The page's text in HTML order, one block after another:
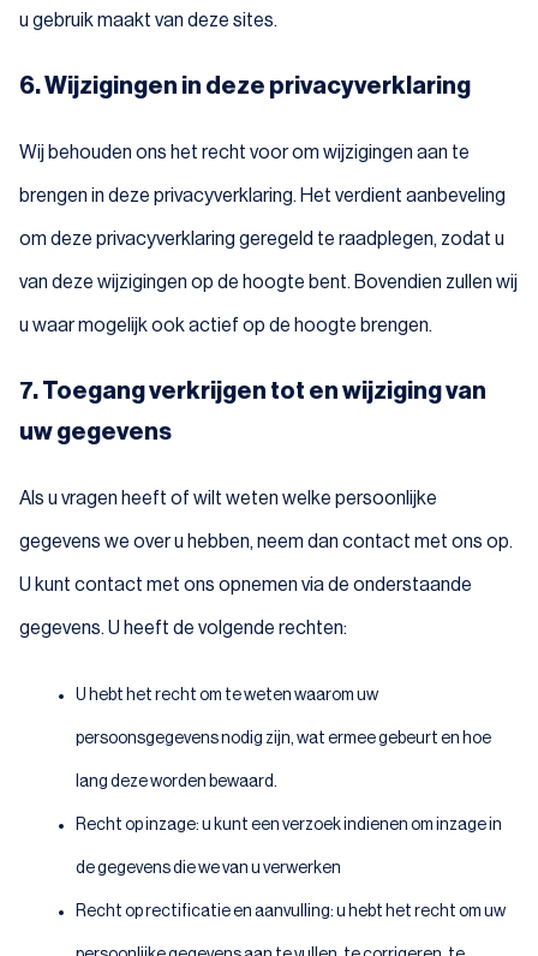
u gebruik maakt van deze sites.
6. Wijzigingen in deze privacyverklaring
Wij behouden ons het recht voor om wijzigingen aan te
brengen in deze privacyverklaring. Het verdient aanbeveling
om deze privacyverklaring geregeld te raadplegen, zodat u
van deze wijzigingen op de hoogte bent. Bovendien zullen wij
u waar mogelijk ook actief op de hoogte brengen.
7. Toegang verkrijgen tot en wijziging van
uw gegevens
Als u vragen heeft of wilt weten welke persoonlijke
gegevens we over u hebben, neem dan contact met ons op.
U kunt contact met ons opnemen via de onderstaande
gegevens. U heeft de volgende rechten:
U hebt het recht om te weten waarom uw
persoonsgegevens nodig zijn, wat ermee gebeurt en hoe
lang deze worden bewaard.
Recht op inzage: u kunt een verzoek indienen om inzage in
de gegevens die we van u verwerken
Recht op rectificatie en aanvulling: u hebt het recht om uw